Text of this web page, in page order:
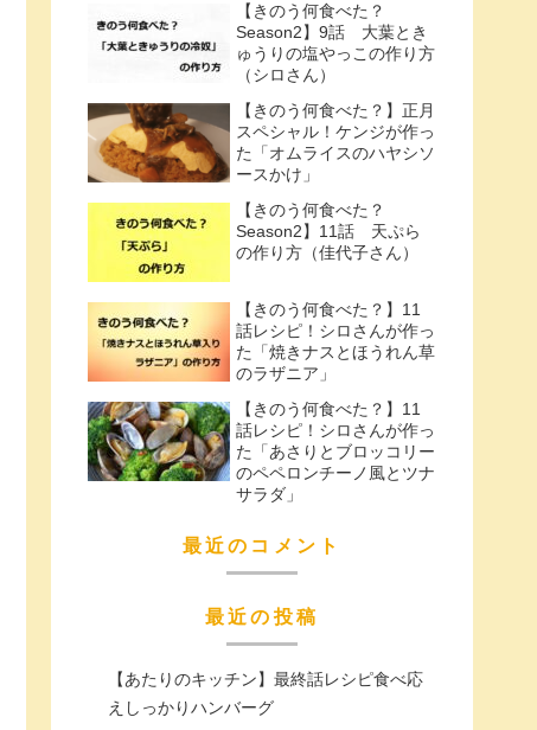
【きのう何食べた？
Season2】9話 大葉とき
ゅうりの塩やっこの作り方
（シロさん）
【きのう何食べた？】正月
スペシャル！ケンジが作っ
た「オムライスのハヤシソ
ースかけ」
【きのう何食べた？
Season2】11話 天ぷら
の作り方（佳代子さん）
【きのう何食べた？】11
話レシピ！シロさんが作っ
た「焼きナスとほうれん草
のラザニア」
【きのう何食べた？】11
話レシピ！シロさんが作っ
た「あさりとブロッコリー
のペペロンチーノ風とツナ
サラダ」
最近のコメント
最近の投稿
【あたりのキッチン】最終話レシピ食べ応
えしっかりハンバーグ